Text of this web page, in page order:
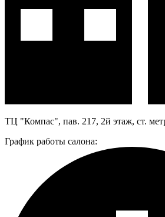
ТЦ "Компас", пав. 217, 2й этаж, ст.
График работы салона: